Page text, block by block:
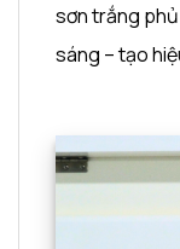
sơn trắng
sáng – tạo